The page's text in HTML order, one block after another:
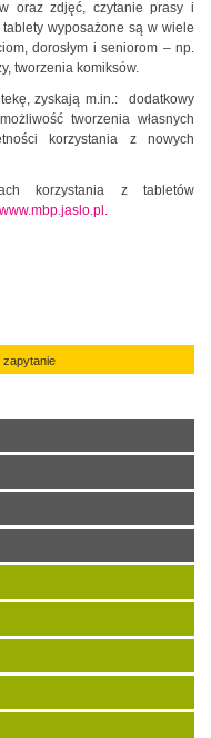
oraz zdjęć, czytanie prasy i
wyposażone są w wiele
dorosłym i seniorom – np.
tworzenia komiksów.
zyskają m.in.: dodatkowy
tworzenia własnych
korzystania z nowych
korzystania z tabletów
www.mbp.jaslo.pl.
zapytanie